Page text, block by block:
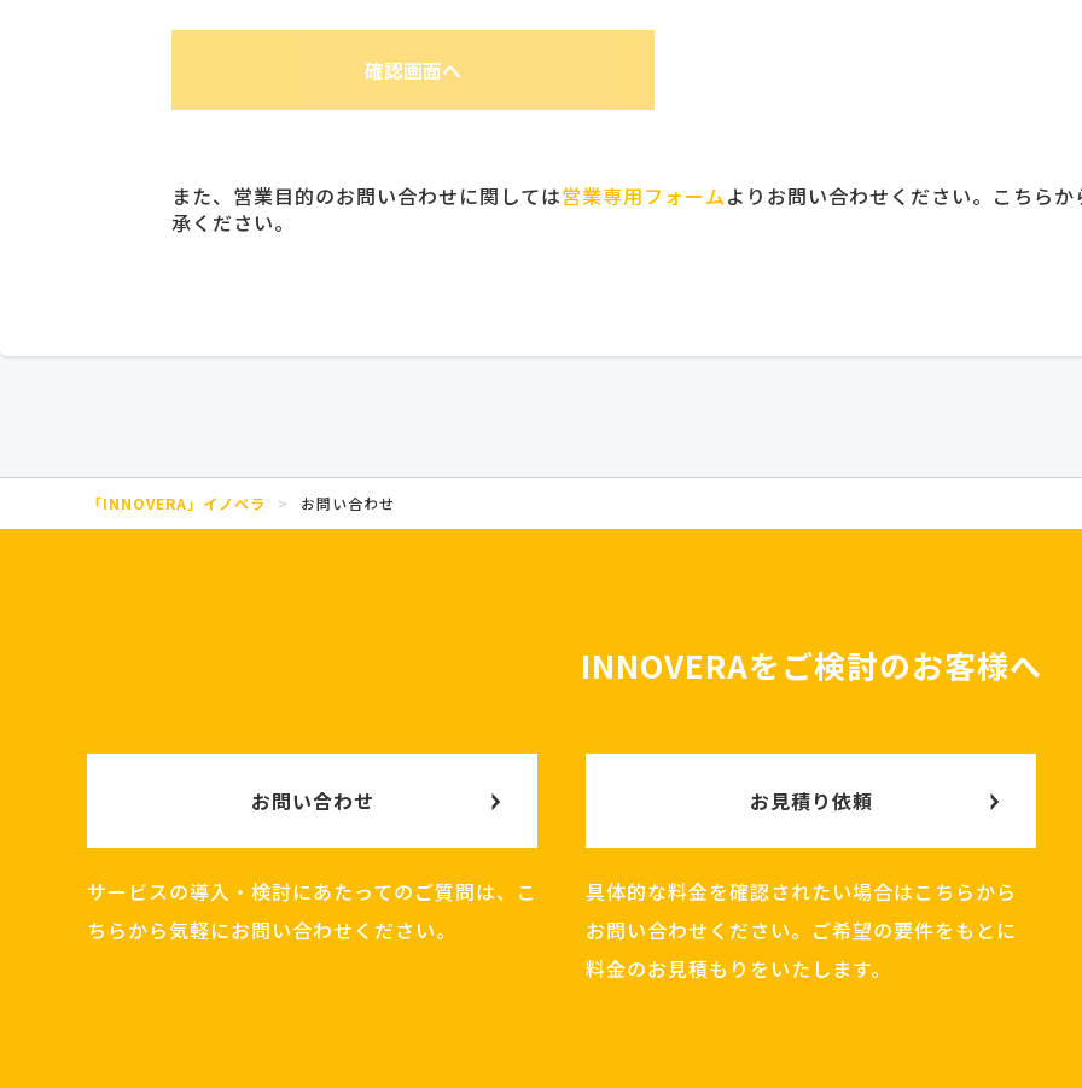
また、営業目的のお問い合わせに関しては営業専用フォームよりお問い合わせください。こちら
承ください。
「INNOVERA」イノベラ > お問い合わせ
INNOVERAをご検討のお客様へ
お問い合わせ
サービスの導入・検討にあたってのご質問は、こ
ちらから気軽にお問い合わせください。
お見積り依頼
具体的な料金を確認されたい場合はこちらから
お問い合わせください。ご希望の要件をもとに
料金のお見積もりをいたします。